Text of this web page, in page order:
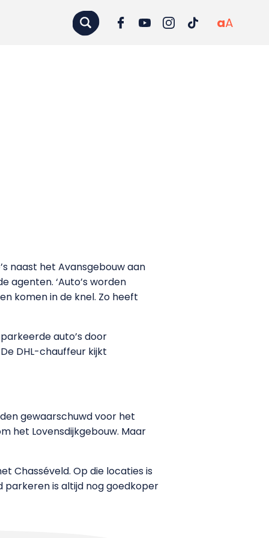
aA
naast het Avansgebouw aan
agenten. ‘Auto’s worden
komen in de knel. Zo heeft
auto’s door
DHL-chauffeur kijkt
gewaarschuwd voor het
het Lovensdijkgebouw. Maar
Chasséveld. Op die locaties is
parkeren is altijd nog goedkoper